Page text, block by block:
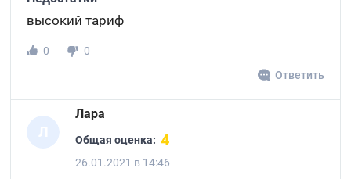
высокий тариф
0
0
Ответить
Л
Лара
Общая оценка: 4
26.01.2021 в 14:46